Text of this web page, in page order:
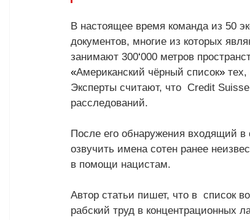
В настоящее время команда из 50
документов, многие из которых
занимают 300‘000 метров
«Американский чёрный список» тех,
Эксперты считают, что  Credit
расследований.
После его обнаружения входящий
озвучить имена сотен ранее
в помощи нацистам.
Автор статьи пишет, что в  список
рабский труд в концентрационных